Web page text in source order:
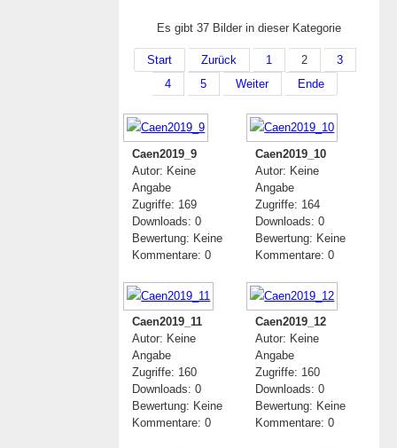
Es gibt 37 Bilder in dieser Kategorie
Start Zurück 1 2
3
4
5 Weiter Ende
Caen2019_9
Autor: Keine
Angabe
Zugriffe: 169
Downloads: 0
Bewertung: Keine
Kommentare: 0
Caen2019_10
Autor: Keine
Angabe
Zugriffe: 164
Downloads: 0
Bewertung: Keine
Kommentare: 0
Caen2019_11
Autor: Keine
Angabe
Zugriffe: 160
Downloads: 0
Bewertung: Keine
Kommentare: 0
Caen2019_12
Autor: Keine
Angabe
Zugriffe: 160
Downloads: 0
Bewertung: Keine
Kommentare: 0